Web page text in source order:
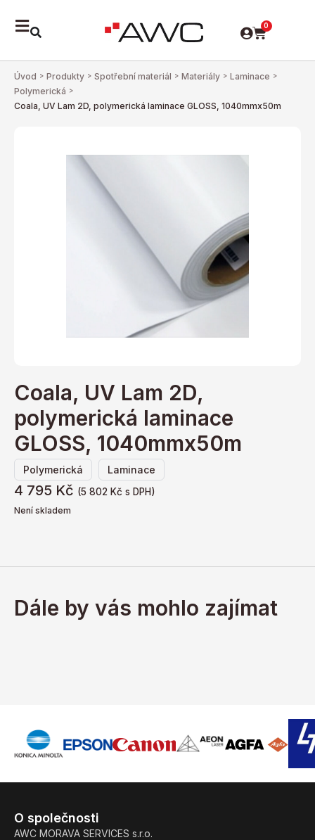
0
Úvod > Produkty > Spotřební materiál > Materiály > Laminace >
Polymerická >
Coala, UV Lam 2D, polymerická laminace GLOSS, 1040mmx50m
Polymerická Laminace
Coala, UV Lam 2D,
polymerická laminace
GLOSS, 1040mmx50m
4 795 Kč (5 802 Kč s DPH)
Není skladem
Dále by vás mohlo zajímat
O společnosti
AWC MORAVA SERVICES s.r.o.